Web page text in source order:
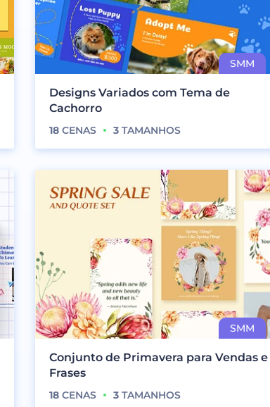
Designs Variados com Tema de
Cachorro
18 CENAS 3 TAMANHOS
Conjunto de Primavera para Vendas e
Frases
18 CENAS 3 TAMANHOS